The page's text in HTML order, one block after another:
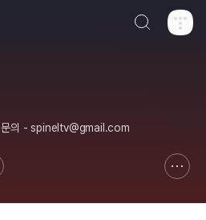
연예인 행사 사진 영상 팀블로그 문의 - spineltv@gmail.com